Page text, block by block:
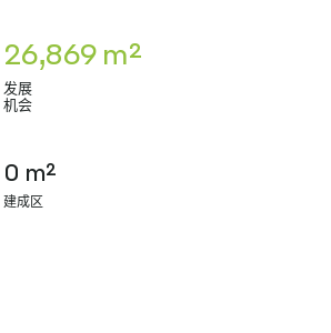
26,869 m²
发展
机会
0 m²
建成区